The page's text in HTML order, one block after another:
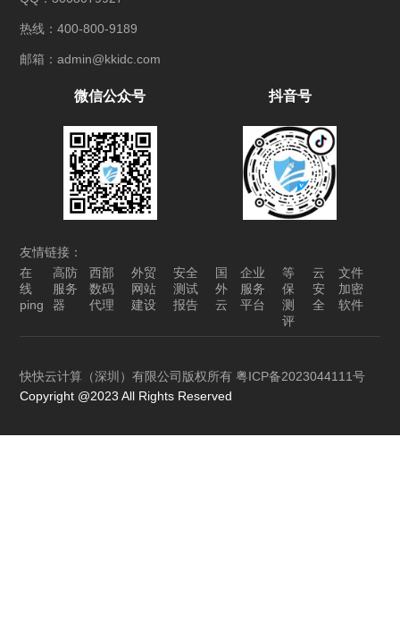
全业务
热线：400-800-9189
邮箱：admin@kkidc.com
微信公众号 抖音号
友情链接：
在
线
ping
高防
服务
器
西部
数码
代理
外贸
网站
建设
安全
测试
报告
国
外
云
企业
服务
平台
等
保
测
评
云
安
全
文件
加密
软件
快快云计算（深圳）有限公司版权所有粤ICP备2023044111号
Copyright @2023 All Rights Reserved